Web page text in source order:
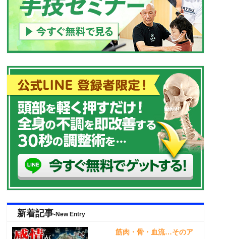
新着記事-New Entry
筋肉・骨・血流…そのア